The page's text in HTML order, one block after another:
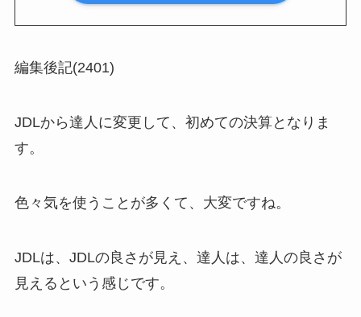
編集後記(2401)
JDLから達人に変更して、初めての決算となりま
す。
色々気を使うことが多くて、大変ですね。
JDLは、JDLの良さが見え、達人は、達人の良さが
見えるという感じです。